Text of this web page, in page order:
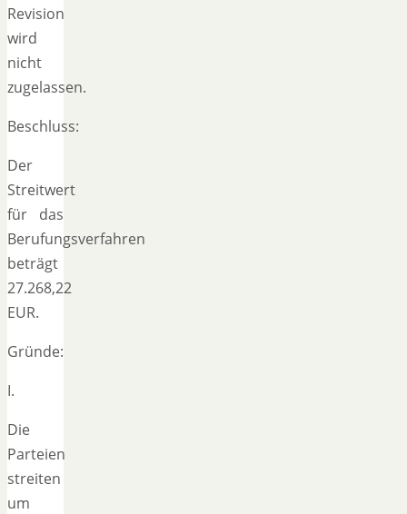
Revision
wird
nicht
zugelassen.
Beschluss:
Der
Streitwert
für das
Berufungsverfahren
beträgt
27.268,22
EUR.
Gründe:
I.
Die
Parteien
streiten
um